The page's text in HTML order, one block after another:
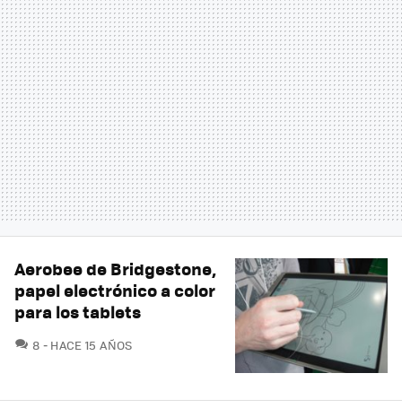
Aerobee de Bridgestone,
papel electrónico a color
para los tablets
8 COMENTARIOS
HACE 15 AÑOS